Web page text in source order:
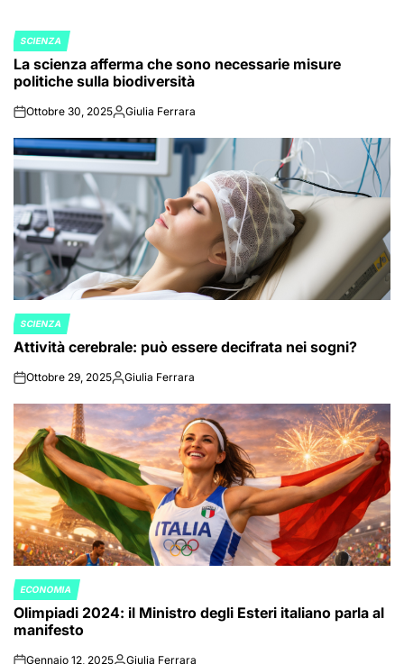
POSTED
IN
SCIENZA
La scienza afferma che sono necessarie misure
politiche sulla biodiversità
onOttobre 30, 2025Posted
Giulia Ferrara
POSTED
IN
SCIENZA
Attività cerebrale: può essere decifrata nei sogni?
onOttobre 29, 2025Posted
Giulia Ferrara
POSTED
IN
ECONOMIA
Olimpiadi 2024: il Ministro degli Esteri italiano parla al
manifesto
Gennaio 12, 2025 Giulia Ferrara